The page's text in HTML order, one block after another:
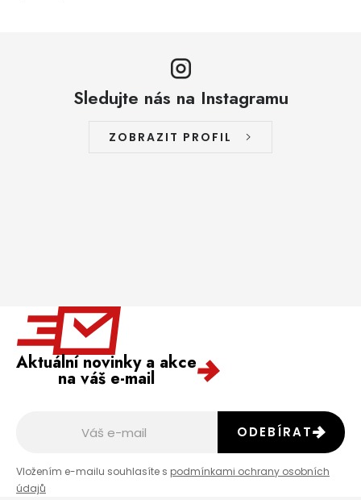
Sledujte nás na Instagramu
ZOBRAZIT PROFIL
Aktuální novinky a akce
na váš e-mail
Vložením e-mailu souhlasíte s podmínkami ochrany osobních
údajů
ODEBÍRAT